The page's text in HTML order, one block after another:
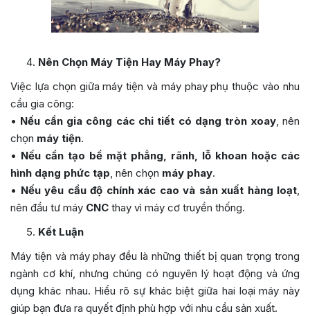
Nên Chọn Máy Tiện Hay Máy Phay?
Việc lựa chọn giữa máy tiện và máy phay phụ thuộc vào nhu
cầu gia công:
• Nếu cần gia công các chi tiết có dạng tròn xoay, nên
chọn máy tiện.
• Nếu cần tạo bề mặt phẳng, rãnh, lỗ khoan hoặc các
hình dạng phức tạp, nên chọn máy phay.
• Nếu yêu cầu độ chính xác cao và sản xuất hàng loạt,
nên đầu tư máy CNC thay vì máy cơ truyền thống.
Kết Luận
Máy tiện và máy phay đều là những thiết bị quan trọng trong
ngành cơ khí, nhưng chúng có nguyên lý hoạt động và ứng
dụng khác nhau. Hiểu rõ sự khác biệt giữa hai loại máy này
giúp bạn đưa ra quyết định phù hợp với nhu cầu sản xuất.